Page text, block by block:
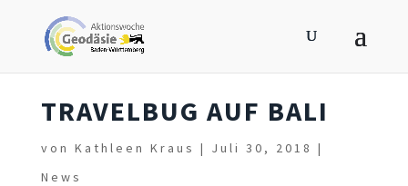
TRAVELBUG AUF BALI
von Kathleen Kraus | Juli 30, 2018 |
News